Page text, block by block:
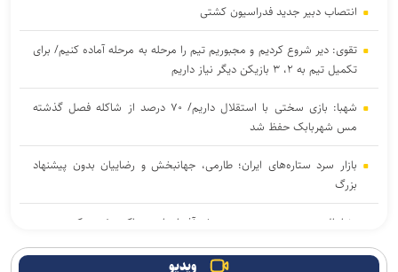
انتصاب دبیر جدید فدراسیون کشتی
تقوی: دیر شروع کردیم و مجبوریم تیم را مرحله به مرحله آماده کنیم/ برای
تکمیل تیم به ۲، ۳ بازیکن دیگر نیاز داریم
شهبا: بازی سختی با استقلال داریم/ ۷۰ درصد از شاکله فصل گذشته
مس شهربابک حفظ شد
بازار سرد ستاره‌های ایران؛ طارمی، جهانبخش و رضاییان بدون پیشنهاد
بزرگ
دنیامالی به دعوت رسمی وزیر ورزش آذربایجان به باکو سفر می‌کند
جدایی قطعی رضاییان از استقلال + عکس
ویدیو